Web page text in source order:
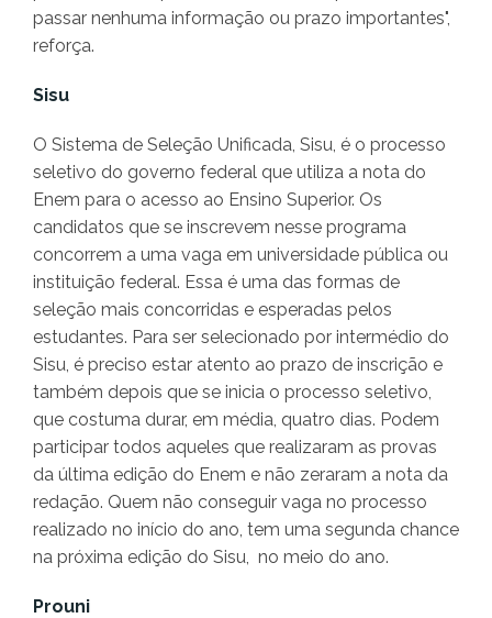
passar nenhuma informação ou prazo importantes",
reforça.
Sisu
O Sistema de Seleção Unificada, Sisu, é o processo
seletivo do governo federal que utiliza a nota do
Enem para o acesso ao Ensino Superior. Os
candidatos que se inscrevem nesse programa
concorrem a uma vaga em universidade pública ou
instituição federal. Essa é uma das formas de
seleção mais concorridas e esperadas pelos
estudantes. Para ser selecionado por intermédio do
Sisu, é preciso estar atento ao prazo de inscrição e
também depois que se inicia o processo seletivo,
que costuma durar, em média, quatro dias. Podem
participar todos aqueles que realizaram as provas
da última edição do Enem e não zeraram a nota da
redação. Quem não conseguir vaga no processo
realizado no início do ano, tem uma segunda chance
na próxima edição do Sisu, no meio do ano.
Prouni